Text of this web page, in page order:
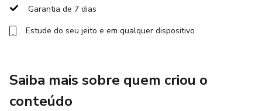
Garantia de 7 dias
Estude do seu jeito e em qualquer dispositivo
Saiba mais sobre quem criou o
conteúdo